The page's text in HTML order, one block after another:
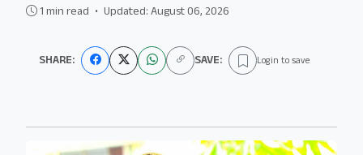
1 min read • Updated: August 06, 2026
SHARE: SAVE: Login to save